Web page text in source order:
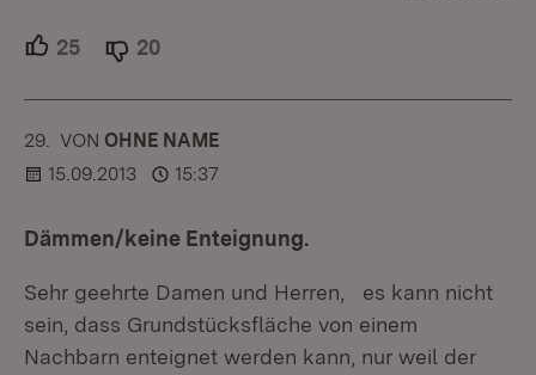
25 Unterstützer.
20
29. KOMMENTAR
VON :OHNE NAME
15.09.2013
15:37
Dämmen/keine Enteignung.
Sehr geehrte Damen und Herren, es kann nicht
sein, dass Grundstücksfläche von einem
Nachbarn enteignet werden kann, nur weil der